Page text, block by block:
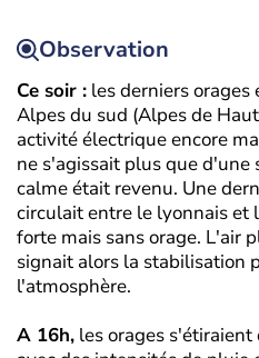
Observation
Ce soir : les derniers
Alpes du sud (Alpes de
activité électrique encore
ne s'agissait plus que d'une
calme était revenu. Une
circulait entre le lyonnais et
forte mais sans orage. L'air
signait alors la stabilisation
l'atmosphère.
A 16h, les orages s'étiraient